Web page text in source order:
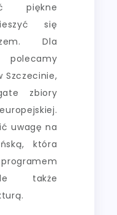
piękne
się
Dla
polecamy
Szczecinie,
zbiory
uwagę na
która
także